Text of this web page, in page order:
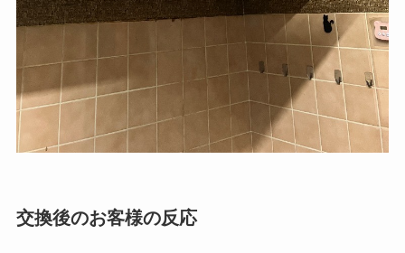
交換後のお客様の反応